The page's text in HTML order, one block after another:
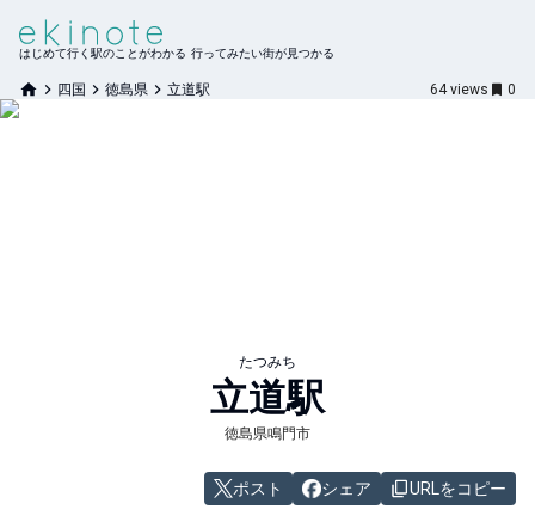
はじめて行く駅のことがわかる 行ってみたい街が見つかる
四国 徳島県 立道駅 64 views 0
たつみち
立道駅
徳島県鳴門市
ポスト シェア URLをコピー